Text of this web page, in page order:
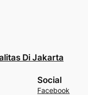
Di Jakarta
Social
Facebook